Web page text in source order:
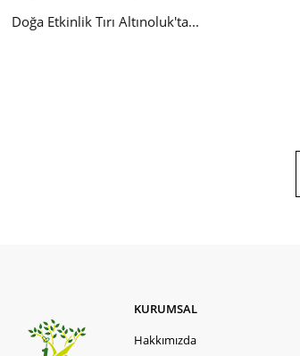
Doğa Etkinlik Tırı Altınoluk'ta...
KURUMSAL
Hakkımızda